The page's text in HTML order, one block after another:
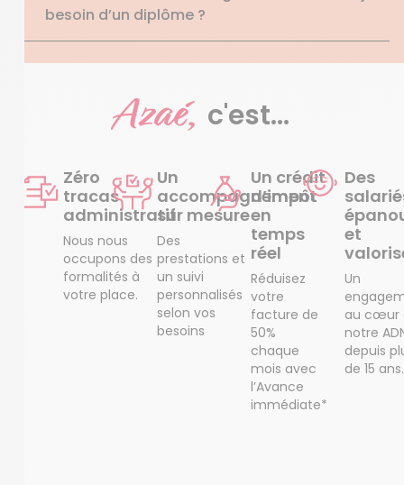
besoin d’un diplôme ?
Azaé, c'est...
Zéro
tracas
administratif
Nous nous
occupons des
formalités à
votre place.
Un
accompagnement
sur mesure
Des
prestations et
un suivi
personnalisés
selon vos
besoins
Un crédit
d’impôt
en
temps
réel
Réduisez
votre
facture de
50%
chaque
mois avec
l’Avance
immédiate*
Des
et
Un
au cœur
notre
depuis
de 15 ans.